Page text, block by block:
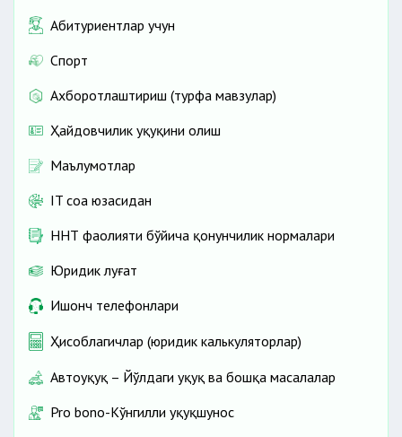
Абитуриентлар учун
Спорт
Ахборотлаштириш (турфа мавзулар)
Ҳайдовчилик ҳуқуқини олиш
Маълумотлар
IT соҳа юзасидан
ННТ фаолияти бўйича қонунчилик нормалари
Юридик луғат
Ишонч телефонлари
Ҳисоблагичлар (юридик калькуляторлар)
Автоҳуқуқ – Йўлдаги ҳуқуқ ва бошқа масалалар
Pro bono-Кўнгилли ҳуқуқшунос